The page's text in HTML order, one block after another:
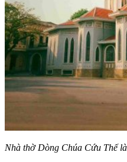
Nhà thờ Dòng Chúa Cứu Thế